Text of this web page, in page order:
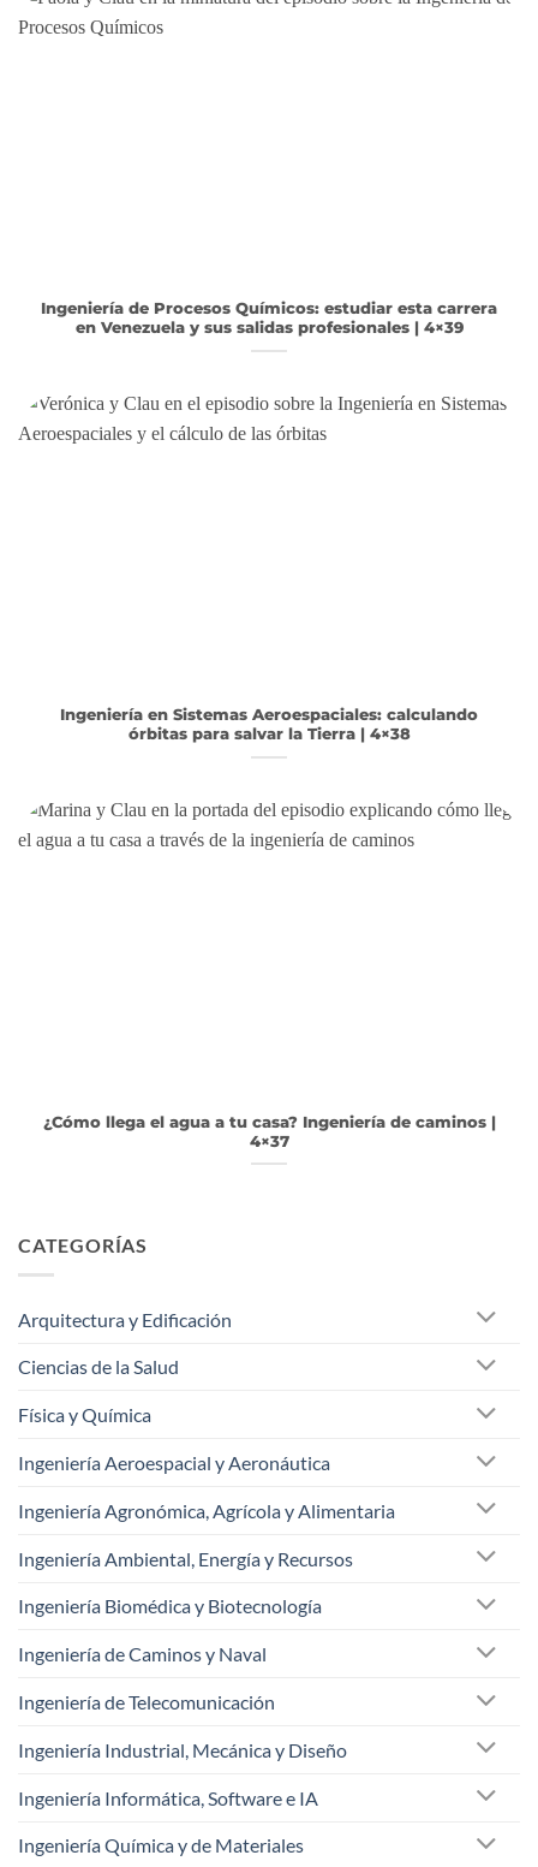
Ingeniería de Procesos Químicos: estudiar esta carrera
en Venezuela y sus salidas profesionales | 4×39
Ingeniería en Sistemas Aeroespaciales: calculando
órbitas para salvar la Tierra | 4×38
¿Cómo llega el agua a tu casa? Ingeniería de caminos |
4×37
CATEGORÍAS
Arquitectura y Edificación
Ciencias de la Salud
Física y Química
Ingeniería Aeroespacial y Aeronáutica
Ingeniería Agronómica, Agrícola y Alimentaria
Ingeniería Ambiental, Energía y Recursos
Ingeniería Biomédica y Biotecnología
Ingeniería de Caminos y Naval
Ingeniería de Telecomunicación
Ingeniería Industrial, Mecánica y Diseño
Ingeniería Informática, Software e IA
Ingeniería Química y de Materiales